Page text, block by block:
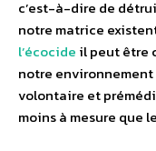
c’est-à-dire de
notre matrice
l’écocide il peut être
notre environnement
volontaire et
moins à mesure que